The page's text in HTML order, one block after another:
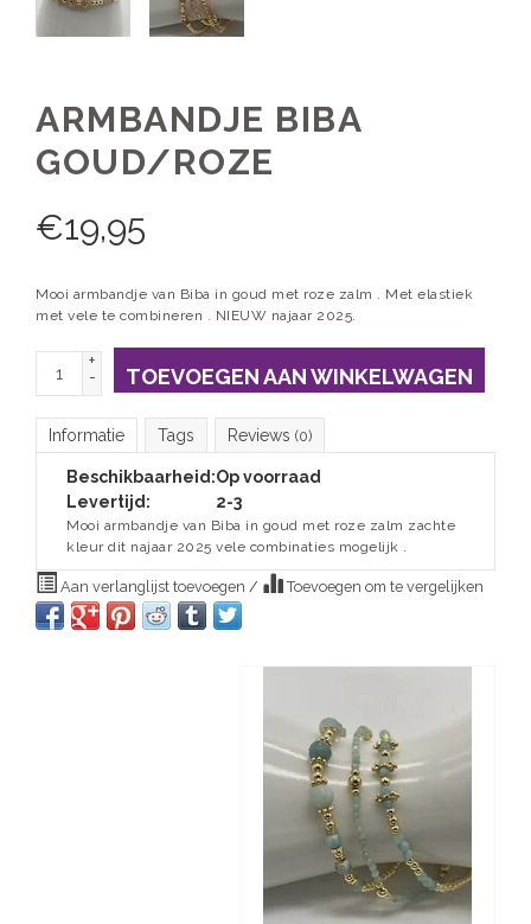
ARMBANDJE BIBA
GOUD/ROZE
€19,95
Mooi armbandje van Biba in goud met roze zalm . Met elastiek
met vele te combineren . NIEUW najaar 2025.
+
-
TOEVOEGEN AAN WINKELWAGEN
Informatie Tags Reviews (0)
Beschikbaarheid:Op voorraad
Levertijd:
2-3
Mooi armbandje van Biba in goud met roze zalm zachte
kleur dit najaar 2025 vele combinaties mogelijk .
Aan verlanglijst toevoegen / Toevoegen om te vergelijken